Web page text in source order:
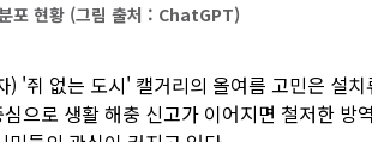
포 현황 (그림 출처 : ChatGPT)
) '쥐 없는 도시' 캘거리의 올여름 고민은 설
으로 생활 해충 신고가 이어지면 철저한 방